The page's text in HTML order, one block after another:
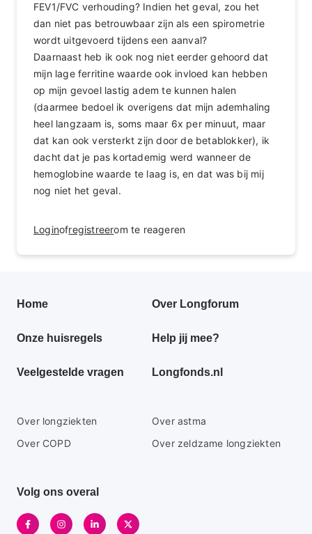
FEV1/FVC verhouding? Indien het geval, zou het
dan niet pas betrouwbaar zijn als een spirometrie
wordt uitgevoerd tijdens een aanval?
Daarnaast heb ik ook nog niet eerder gehoord dat
mijn lage ferritine waarde ook invloed kan hebben
op mijn gevoel lastig adem te kunnen halen
(daarmee bedoel ik overigens dat mijn ademhaling
heel langzaam is, soms maar 6x per minuut, maar
dat kan ook versterkt zijn door de betablokker), ik
dacht dat je pas kortademig werd wanneer de
hemoglobine waarde te laag is, en dat was bij mij
nog niet het geval.
Loginofregistreerom te reageren
Primair
menu
Home Over Longforum
Onze huisregels Help jij mee?
Veelgestelde vragen Longfonds.nl
Secundaire
footer
Over longziekten
Over astma
Over COPD
Over zeldzame longziekten
Volg ons overal